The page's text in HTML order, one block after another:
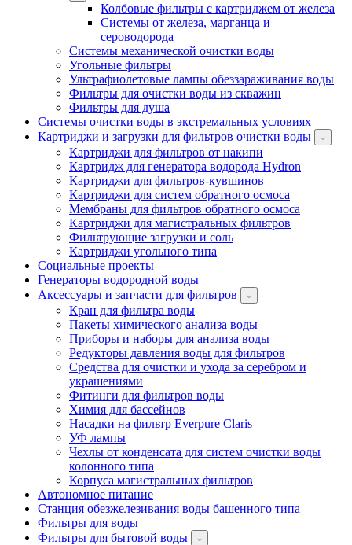
Колбовые фильтры с картриджем от железа
Системы от железа, марганца и
сероводорода
Системы механической очистки воды
Угольные фильтры
Ультрафиолетовые лампы обеззараживания воды
Фильтры для очистки воды из скважин
Фильтры для душа
Системы очистки воды в экстремальных условиях
Картриджи и загрузки для фильтров очистки воды
Картриджи для фильтров от накипи
Картридж для генератора водорода Hydron
Картриджи для фильтров-кувшинов
Картриджи для систем обратного осмоса
Мембраны для фильтров обратного осмоса
Картриджи для магистральных фильтров
Фильтрующие загрузки и соль
Картриджи угольного типа
Социальные проекты
Генераторы водородной воды
Аксессуары и запчасти для фильтров
Кран для фильтра воды
Пакеты химического анализа воды
Приборы и наборы для анализа воды
Редукторы давления воды для фильтров
Средства для очистки и ухода за серебром и
украшениями
Фитинги для фильтров воды
Химия для бассейнов
Насадки на фильтр Everpure Claris
УФ лампы
Чехлы от конденсата для систем очистки воды
колонного типа
Корпуса магистральных фильтров
Автономное питание
Станция обезжелезивания воды башенного типа
Фильтры для воды
Фильтры для бытовой воды